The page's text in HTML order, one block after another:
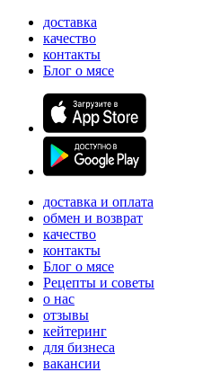
доставка
качество
контакты
Блог о мясе
доставка и оплата
обмен и возврат
качество
контакты
Блог о мясе
Рецепты и советы
о нас
отзывы
кейтеринг
для бизнеса
вакансии